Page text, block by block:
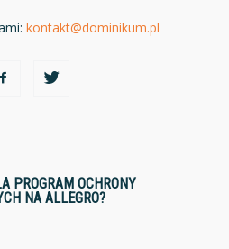
kontakt@dominikum.pl
PROGRAM OCHRONY
NA ALLEGRO?